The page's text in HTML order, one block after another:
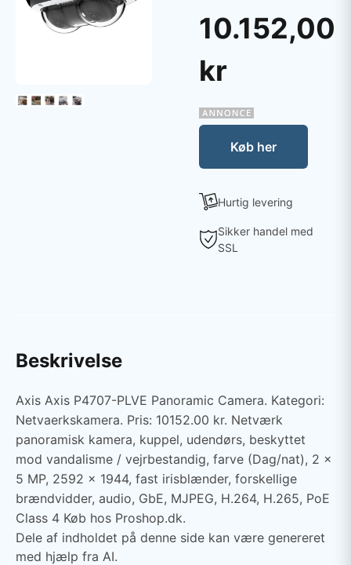
10.152,00
kr
Køb her
Hurtig levering
Sikker handel med
SSL
Beskrivelse
Axis Axis P4707-PLVE Panoramic Camera. Kategori:
Netvaerkskamera. Pris: 10152.00 kr. Netværk
panoramisk kamera, kuppel, udendørs, beskyttet
mod vandalisme / vejrbestandig, farve (Dag/nat), 2 x
5 MP, 2592 x 1944, fast irisblænder, forskellige
brændvidder, audio, GbE, MJPEG, H.264, H.265, PoE
Class 4 Køb hos Proshop.dk.
Dele af indholdet på denne side kan være genereret
med hjælp fra AI.